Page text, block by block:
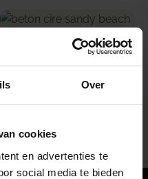
Over
cookies
en advertenties te
social media te bieden
Beton Ciré All-In-One
Project ondersteuning